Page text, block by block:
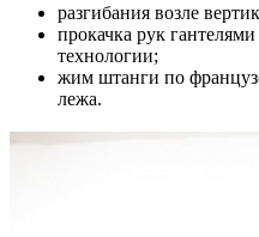
разгибания возле
прокачка рук
технологии;
жим штанги по
лежа.